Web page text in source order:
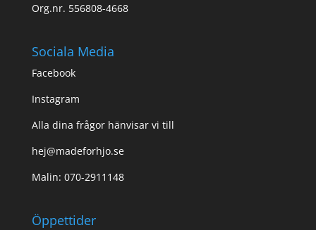
Org.nr. 556808-4668
Sociala Media
Facebook
Instagram
Alla dina frågor hänvisar vi till
hej@madeforhjo.se
Malin: 070-2911148
Öppettider